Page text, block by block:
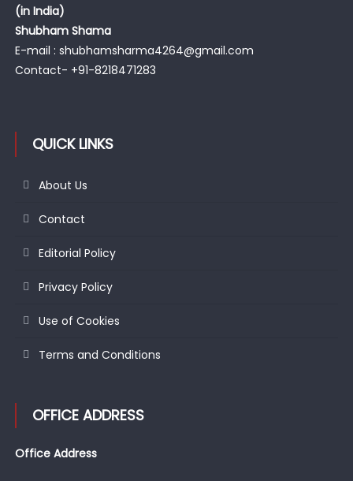
(in India)
Shubham Shama
E-mail : shubhamsharma4264@gmail.com
Contact- +91-8218471283
QUICK LINKS
About Us
Contact
Editorial Policy
Privacy Policy
Use of Cookies
Terms and Conditions
OFFICE ADDRESS
Office Address